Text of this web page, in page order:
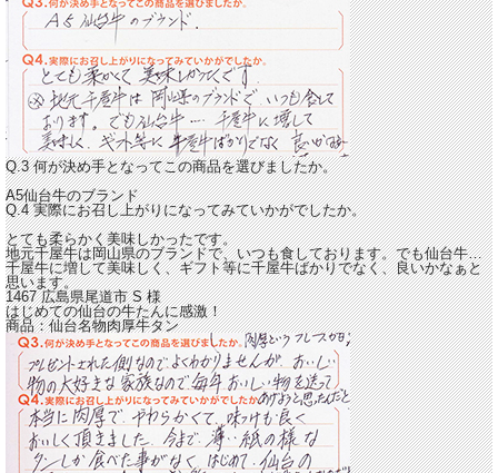
Q.3 何が決め手となってこの商品を選びましたか。
A5仙台牛のブランド
Q.4 実際にお召し上がりになってみていかがでしたか。
とても柔らかく美味しかったです。
地元千屋牛は岡山県のブランドで、いつも食しております。でも仙台牛…
千屋牛に増して美味しく、ギフト等に千屋牛ばかりでなく、良いかなぁと
思います。
1467 広島県尾道市S様
はじめての仙台の牛たんに感激！
商品：仙台名物肉厚牛タン